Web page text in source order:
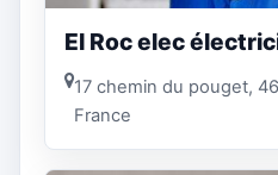
EI Roc elec
17 chemin du pouget,
France